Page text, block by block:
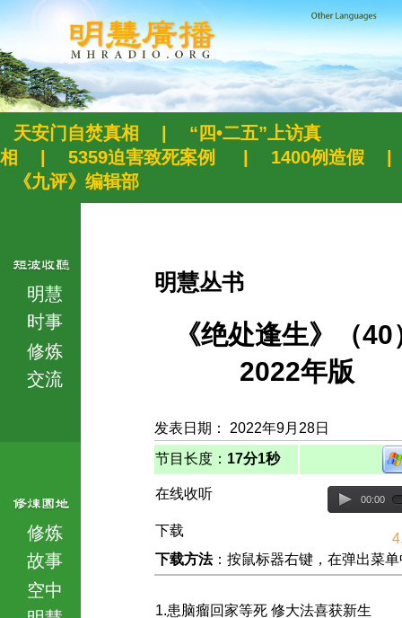
天安门自焚真相
“四•二五”上访真
相
5359迫害致死案例 1400例造假
《九评》编辑部
明慧
时事
修炼
交流
修炼
故事
空中
明慧丛书
《绝处逢生》（40
2022年版
发表日期： 2022年9月28日
节目长度： 17分1秒
在线收听 00:00
下载
下载方法：按鼠标器右键，在弹出菜
1.患脑瘤回家等死 修大法喜获新生